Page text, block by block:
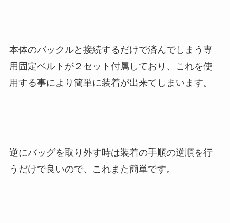
本体のバックルと接続するだけで済んでしまう専
用固定ベルトが２セット付属しており、これを使
用する事により簡単に装着が出来てしまいます。
逆にバッグを取り外す時は装着の手順の逆順を行
うだけで良いので、これまた簡単です。